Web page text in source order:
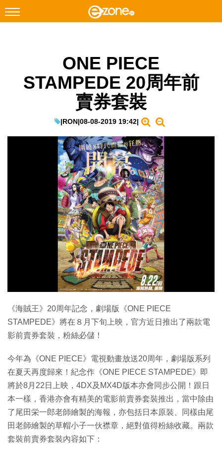
Instagram
科技焦點
教學評測
生成式AI與雲端應用
Enterprise Digital Transformation
ONE PIECE
STAMPEDE 20周年前
賣券套裝
|RON|08-08-2019 19:42|
《海賊王》20周年記念，劇場版《ONE PIECE
STAMPEDE》將在８月下旬上映，官方近日推出了兩款電
影前賣券套裝，粉絲必儲！
今年為《ONE PIECE》電視動畫放送20周年，劇場版系列
在夏天再度歸來！紀念作《ONE PIECE STAMPEDE》即
將於8月22日上映，4DX及MX4D版本亦會同步公開！跟日
本一樣，香港亦會有精美的電影前賣券套裝推出，當中除由
了尾田栄一郎老師繪製的海報，亦包括日本原裝、同樣由尾
田老師繪製的草帽小子一伙襟章，絕對值得粉絲收藏。兩款
套裝前賣券套裝內容如下：